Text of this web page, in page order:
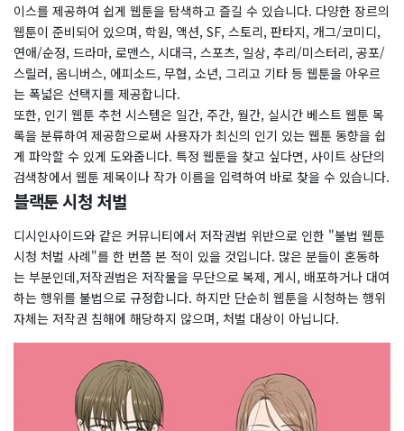
이스를 제공하여 쉽게 웹툰을 탐색하고 즐길 수 있습니다. 다양한 장르의
웹툰이 준비되어 있으며, 학원, 액션, SF, 스토리, 판타지, 개그/코미디,
연애/순정, 드라마, 로맨스, 시대극, 스포츠, 일상, 추리/미스터리, 공포/
스릴러, 옴니버스, 에피소드, 무협, 소년, 그리고 기타 등 웹툰을 아우르
는 폭넓은 선택지를 제공합니다.
또한, 인기 웹툰 추천 시스템은 일간, 주간, 월간, 실시간 베스트 웹툰 목
록을 분류하여 제공함으로써 사용자가 최신의 인기 있는 웹툰 동향을 쉽
게 파악할 수 있게 도와줍니다. 특정 웹툰을 찾고 싶다면, 사이트 상단의
검색창에서 웹툰 제목이나 작가 이름을 입력하여 바로 찾을 수 있습니다.
블랙툰 시청 처벌
디시인사이드와 같은 커뮤니티에서 저작권법 위반으로 인한 "불법 웹툰
시청 처벌 사례"를 한 번쯤 본 적이 있을 것입니다. 많은 분들이 혼동하
는 부분인데,저작권법은 저작물을 무단으로 복제, 게시, 배포하거나 대여
하는 행위를 불법으로 규정합니다. 하지만 단순히 웹툰을 시청하는 행위
자체는 저작권 침해에 해당하지 않으며, 처벌 대상이 아닙니다.